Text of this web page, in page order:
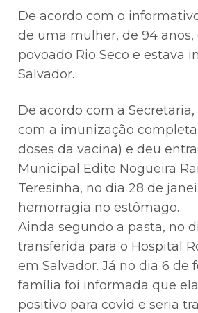
De acordo com o
de uma mulher, de 94
povoado Rio Seco e estava
Salvador.
De acordo com a Secretaria,
com a imunização
doses da vacina) e deu
Municipal Edite Nogueira
Teresinha, no dia 28 de
hemorragia no estômago.
Ainda segundo a pasta, no
transferida para o Hospital
em Salvador. Já no dia 6 de
família foi informada que
positivo para covid e seria